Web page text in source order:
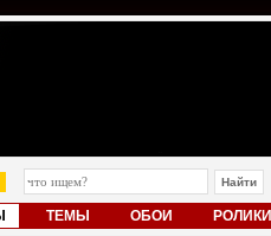
ТЕМЫ ОБОИ РОЛИКИ